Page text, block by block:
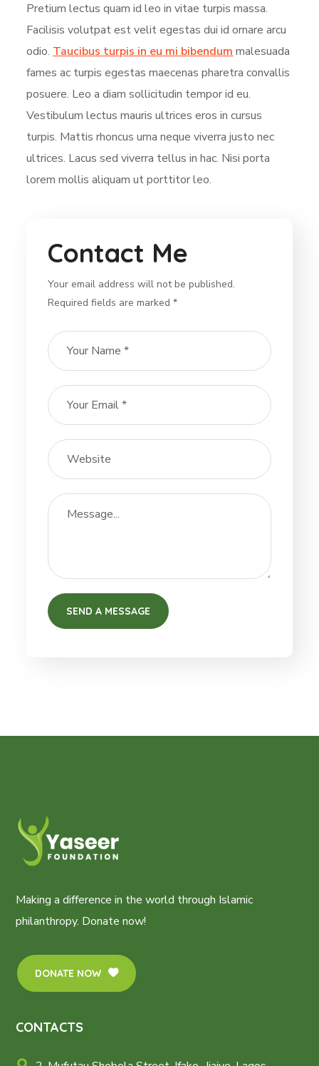
Pretium lectus quam id leo in vitae turpis massa.
Facilisis volutpat est velit egestas dui id ornare arcu
odio. Taucibus turpis in eu mi bibendum malesuada
fames ac turpis egestas maecenas pharetra convallis
posuere. Leo a diam sollicitudin tempor id eu.
Vestibulum lectus mauris ultrices eros in cursus
turpis. Mattis rhoncus urna neque viverra justo nec
ultrices. Lacus sed viverra tellus in hac. Nisi porta
lorem mollis aliquam ut porttitor leo.
Contact Me
Your email address will not be published.
Required fields are marked *
Making a difference in the world through Islamic
philanthropy. Donate now!
DONATE NOW
CONTACTS